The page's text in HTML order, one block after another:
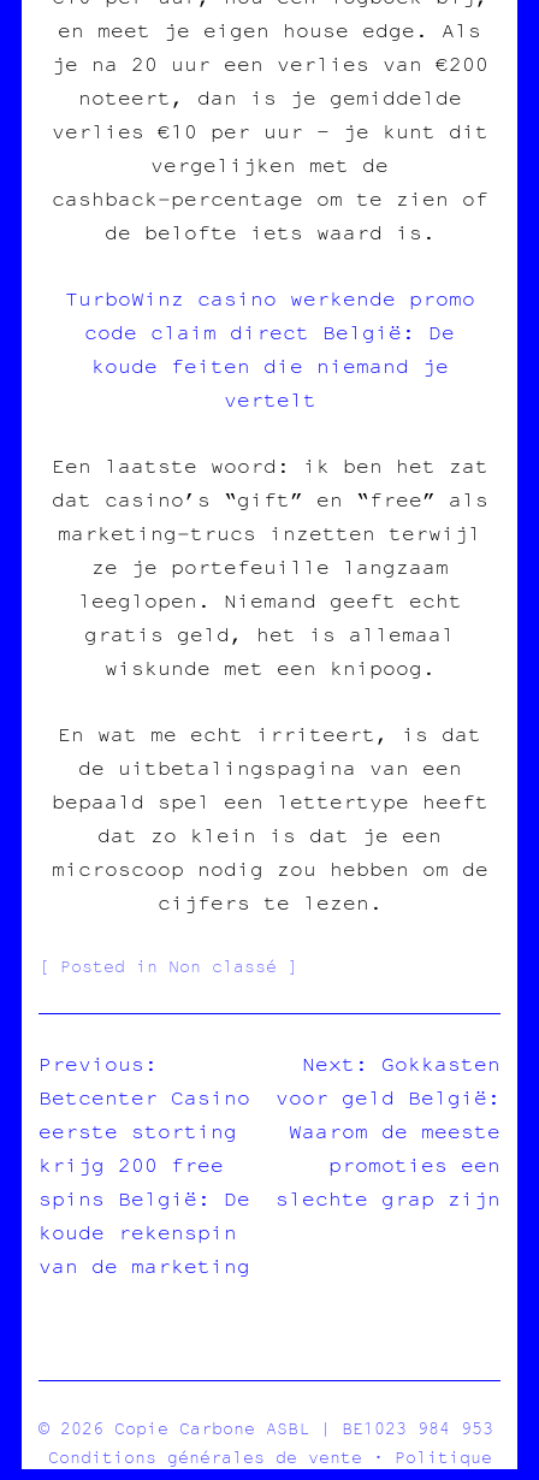
en meet je eigen house edge. Als
je na 20 uur een verlies van €200
noteert, dan is je gemiddelde
verlies €10 per uur – je kunt dit
vergelijken met de
cashback‑percentage om te zien of
de belofte iets waard is.
TurboWinz casino werkende promo
code claim direct België: De
koude feiten die niemand je
vertelt
Een laatste woord: ik ben het zat
dat casino’s “gift” en “free” als
marketing‑trucs inzetten terwijl
ze je portefeuille langzaam
leeglopen. Niemand geeft echt
gratis geld, het is allemaal
wiskunde met een knipoog.
En wat me echt irriteert, is dat
de uitbetalingspagina van een
bepaald spel een lettertype heeft
dat zo klein is dat je een
microscoop nodig zou hebben om de
cijfers te lezen.
Posted in Non classé
NAVIGATION
DE
L’ARTICLE
Previous:
Betcenter Casino
eerste storting
krijg 200 free
spins België: De
koude rekenspin
van de marketing
Next:
Gokkasten
voor geld België:
Waarom de meeste
promoties een
slechte grap zijn
© 2026 Copie Carbone ASBL | BE1023 984 953
Conditions générales de vente · Politique